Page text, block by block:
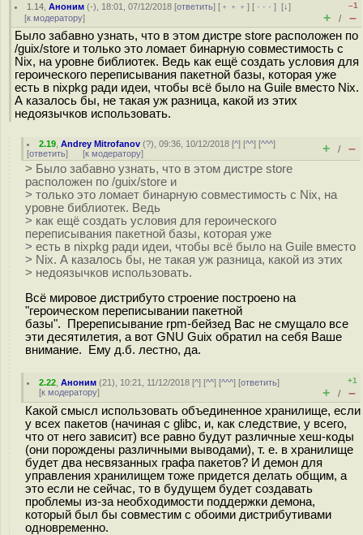
1.14 ,Аноним (-), 18:01, 07/12/2018 [ответить] [ ﹢﹢﹢] [ · · ·][↓]
[к модератору]
–1
+ / –
Было забавно узнать, что в этом дистре store расположен по
/guix/store и только это ломает бинарную совместимость с
Nix, на уровне библиотек. Ведь как ещё создать условия для
героического переписывания пакетной базы, которая уже
есть в nixpkg ради идеи, чтобы всё было на Guile вместо Nix.
А казалось бы, не такая уж разница, какой из этих
недоязычков использовать.
2.19 ,Andrey Mitrofanov (?), 09:36, 10/12/2018 [^] [^^] [^^^]
[ответить] [к модератору] + / –
> Было забавно узнать, что в этом дистре store
расположен по /guix/store и
> только это ломает бинарную совместимость с Nix, на
уровне библиотек. Ведь
> как ещё создать условия для героического
переписывания пакетной базы, которая уже
> есть в nixpkg ради идеи, чтобы всё было на Guile вместо
> Nix. А казалось бы, не такая уж разница, какой из этих
> недоязычков использовать.
Всё мировое дистрибуто строение построено на
"героическом переписывании пакетной
базы". Пререписывание rpm-бейзед Вас не смущало все
эти десятилетия, а вот GNU Guix обратил на себя Ваше
внимание. Ему д.б. лестно, да.
2.22 ,Аноним (21), 10:21, 11/12/2018 [^] [^^] [^^^] [ответить]
[к модератору]
+1
+ / –
Какой смысл использовать объединенное хранилище, если
у всех пакетов (начиная с glibc, и, как следствие, у всего,
что от него зависит) все равно будут различные хеш-коды
(они порождены различными выводами), т. е. в хранилище
будет два несвязанных графа пакетов? И демон для
управления хранилищем тоже придется делать общим, а
это если не сейчас, то в будущем будет создавать
проблемы из-за необходимости поддержки демона,
который был бы совместим с обоими дистрибутивами
одновременно.